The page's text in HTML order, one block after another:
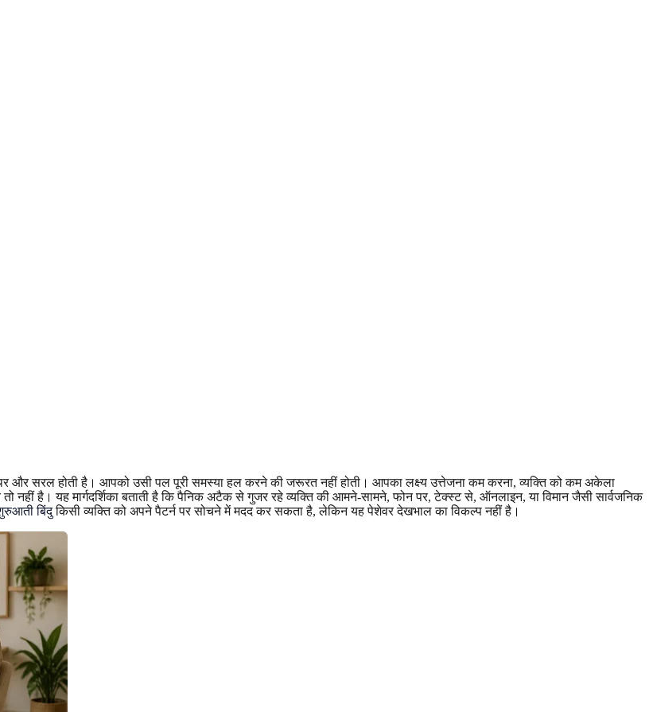
और सरल होती है। आपको उसी पल पूरी समस्या हल करने की जरूरत नहीं होती। आपका लक्ष्य उत्तेजना कम करना, व्यक्ति को कम अकेला
है। यह मार्गदर्शिका बताती है कि पैनिक अटैक से गुजर रहे व्यक्ति की आमने-सामने, फोन पर, टेक्स्ट से, ऑनलाइन, या विमान जैसी सार्वजनिक
बिंदुकिसी व्यक्ति को अपने पैटर्न पर सोचने में मदद कर सकता है, लेकिन यह पेशेवर देखभाल का विकल्प नहीं है।